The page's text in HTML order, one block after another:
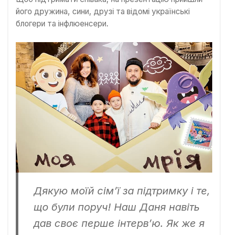
його дружина, сини, друзі та відомі українські
блогери та інфлюенсери.
Дякую моїй сім’ї за підтримку і те,
що були поруч! Наш Даня навіть
дав своє перше інтерв’ю. Як же я